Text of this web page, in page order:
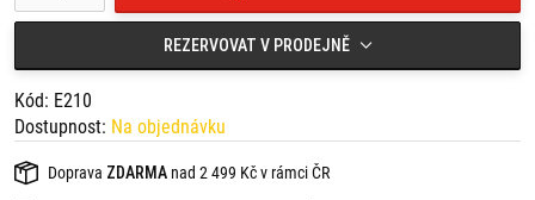
REZERVOVAT V PRODEJNĚ
Kód: E210
Dostupnost: Na objednávku
Doprava ZDARMA nad 2 499 Kč v rámci ČR